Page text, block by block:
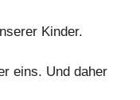
Kinder.
eins. Und daher